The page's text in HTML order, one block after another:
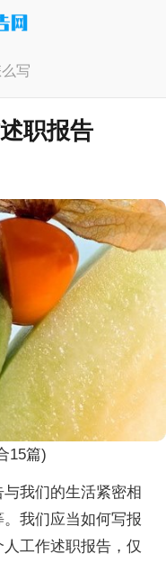
写
职报告
15篇)
我们的生活紧密相
我们应当如何写报
工作述职报告，仅